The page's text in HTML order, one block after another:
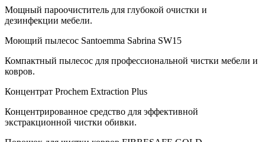
Мощный пароочиститель для глубокой очистки и
дезинфекции мебели.
Моющий пылесос Santoemma Sabrina SW15
Компактный пылесос для профессиональной чистки мебели и
ковров.
Концентрат Prochem Extraction Plus
Концентрированное средство для эффективной
экстракционной чистки обивки.